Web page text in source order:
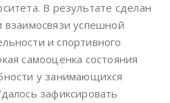
В результате сделан
успешной
и спортивного
самооценка состояния
у занимающихся
зафиксировать